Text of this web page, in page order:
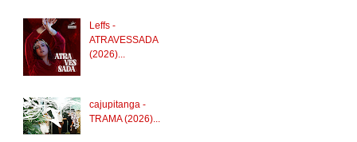
Leffs -
ATRAVESSADA
(2026)...
cajupitanga -
TRAMA (2026)...